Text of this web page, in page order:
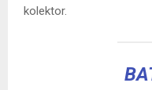
kolektor.